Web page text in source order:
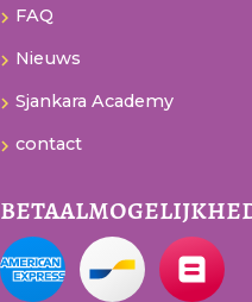
FAQ
Nieuws
Sjankara Academy
contact